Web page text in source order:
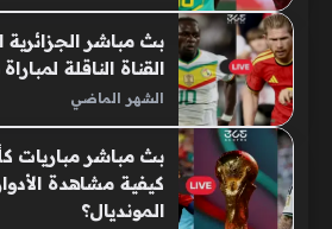
بث مباشر
القناة الناقلة
الشهر الماضي
كيفية مشاهدة
المونديال؟